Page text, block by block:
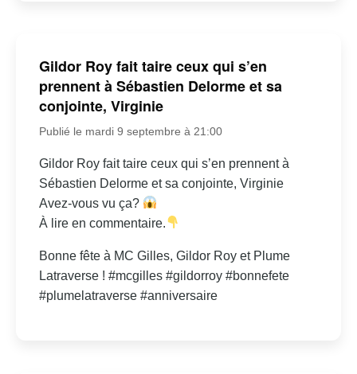
Gildor Roy fait taire ceux qui s’en
prennent à Sébastien Delorme et sa
conjointe, Virginie
Publié le mardi 9 septembre à 21:00
Gildor Roy fait taire ceux qui s’en prennent à
Sébastien Delorme et sa conjointe, Virginie
Avez-vous vu ça?
À lire en commentaire.
Bonne fête à MC Gilles, Gildor Roy et Plume
Latraverse ! #mcgilles #gildorroy #bonnefete
#plumelatraverse #anniversaire